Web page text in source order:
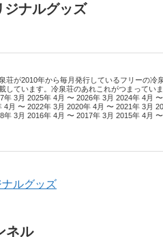
ジナルグッズ
荘が2010年から毎月発行しているフリーの
しています。冷泉荘のあれこれがつまってい
年 3月 2025年 4月 〜 2026年 3月 2024年 4月
4月 〜 2022年 3月 2020年 4月 〜 2021年 3月
年 3月 2016年 4月 〜 2017年 3月 2015年 4月
ナルグッズ
ネル